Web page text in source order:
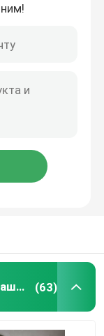
Плоская стальная стиральная машина (63)